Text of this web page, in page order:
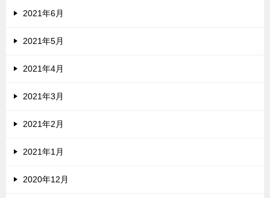
2021年6月
2021年5月
2021年4月
2021年3月
2021年2月
2021年1月
2020年12月